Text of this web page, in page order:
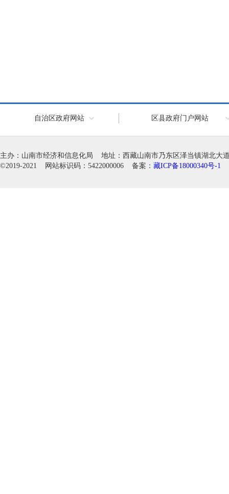
自治区政府网站 区县政府门户网站
主办：山南市经济和信息化局 地址：西藏山南市乃东区泽当镇湖北大
©2019-2021 网站标识码：5422000006 备案： 藏ICP备18000340号-1